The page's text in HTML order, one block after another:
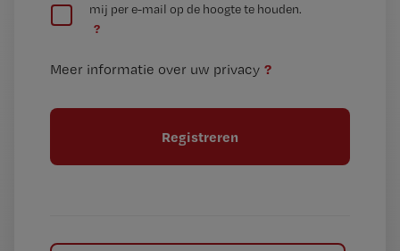
t
e
t
t
l
mij per e-mail op de hoogte te houden.
?
Meer informatie over uw privacy ?